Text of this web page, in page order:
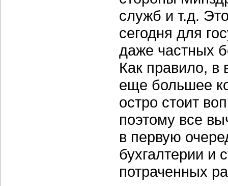
служб и т.д.
сегодня для
даже частных
Как правило, в
еще большее
остро стоит
поэтому все
в первую
бухгалтерии и
потраченных